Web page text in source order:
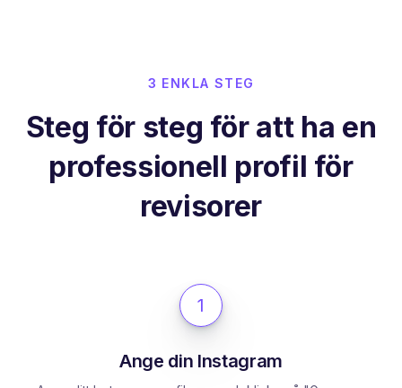
3 ENKLA STEG
Steg för steg för att ha en
professionell profil för
revisorer
1
Ange din Instagram